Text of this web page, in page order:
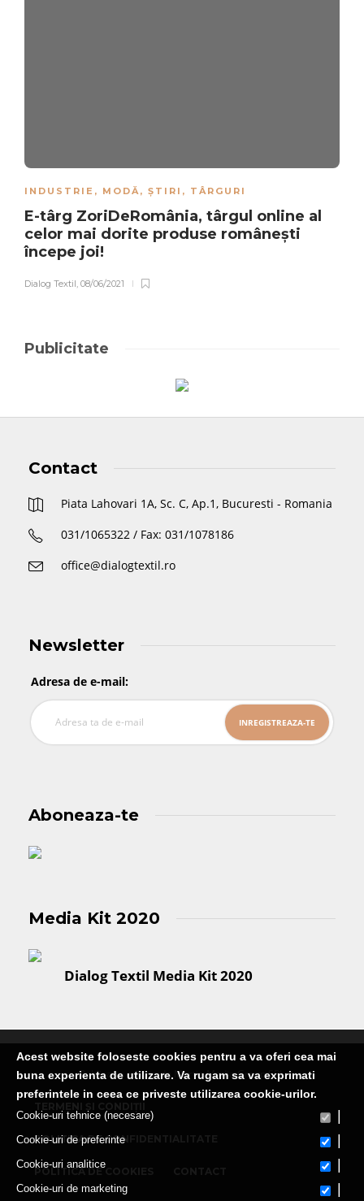
INDUSTRIE , MODĂ, ȘTIRI , TÂRGURI
E-târg ZoriDeRomânia, târgul online al
celor mai dorite produse româneşti
începe joi!
Dialog Textil, 08/06/2021
Publicitate
Contact
Piata Lahovari 1A, Sc. C, Ap.1, Bucuresti - Romania
031/1065322 / Fax: 031/1078186
office@dialogtextil.ro
Newsletter
Adresa de e-mail:
Aboneaza-te
Media Kit 2020
Dialog Textil Media Kit 2020
Publicatie editata de Martin Media Group SRL
POLITICA DE CONFIDENTIALITATE
POLITICA DE COOKIES
Acest website foloseste cookies pentru a va oferi cea mai
buna experienta de utilizare. Va rugam sa va exprimati
preferintele in ceea ce priveste utilizarea cookie-urilor.
Cookie-uri tehnice (necesare)
Cookie-uri de preferinte
Cookie-uri analitice
Cookie-uri de marketing